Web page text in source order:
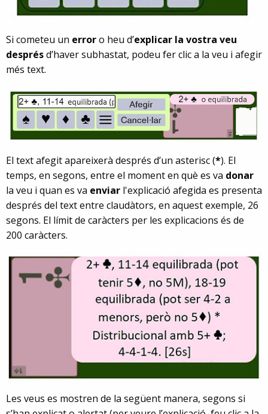
Si cometeu un erroro heu d’explicar la vostra veu
desprésd’haver subhastat, podeu fer clic a la veu i afegir
més text.
El text afegit apareixerà després d’un asterisc (*). El
temps, en segons, entre el moment en què es va donar
la veu i quan es va enviar l'explicació afegida es presenta
després del text entre claudàtors, en aquest exemple, 26
segons. El límit de caràcters per les explicacions és de
200 caràcters.
Les veus es mostren de la següent manera, segons si